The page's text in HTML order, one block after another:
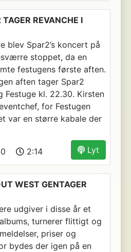
REVANCHE I
blev Spar2’s koncert på
stoppet, da en
festugens første aften.
aften tager Spar2
Festuge kl. 22.30. Kirsten
for Festugen
var en større kabale der
Lyt
2:14
WEST GENTAGER
udgiver i disse år et
turnerer flittigt og
priser og
bydes der igen på en